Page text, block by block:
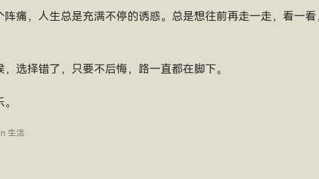
阵痛，人生总是充满不停的诱惑。总是想往前再走一走，看一
选择错了，只要不后悔，路一直都在脚下。
生活.